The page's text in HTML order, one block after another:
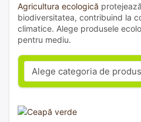
Agricultura ecologică
biodiversitatea, contribuind la
climatice. Alege produsele
pentru mediu.